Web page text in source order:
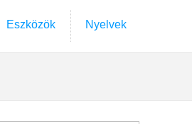
Eszközök Nyelvek